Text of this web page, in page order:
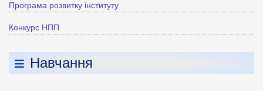
Програма розвитку інституту
Конкурс НПП
Навчання